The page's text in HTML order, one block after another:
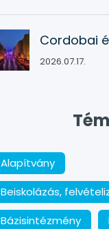
Cordobai
2026.07.17.
Alapítvány
Beiskolázás,
Bázisintézmény